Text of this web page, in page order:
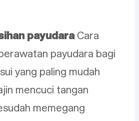
payudara Cara
payudara bagi
yang paling mudah
mencuci tangan
memegang